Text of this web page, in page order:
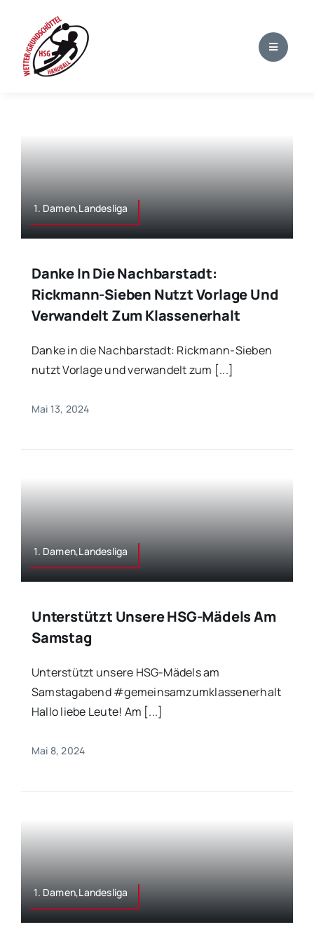
springen
1. Damen,Landesliga
Danke In Die Nachbarstadt:
Rickmann-Sieben Nutzt Vorlage Und
Verwandelt Zum Klassenerhalt
Danke in die Nachbarstadt: Rickmann-Sieben
nutzt Vorlage und verwandelt zum [...]
Mai 13, 2024
1. Damen,Landesliga
Unterstützt Unsere HSG-Mädels Am
Samstag
Unterstützt unsere HSG-Mädels am
Samstagabend #gemeinsamzumklassenerhalt
Hallo liebe Leute! Am [...]
Mai 8, 2024
1. Damen,Landesliga